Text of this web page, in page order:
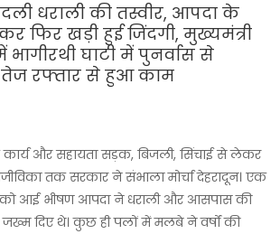
धराली की तस्वीर, आपदा के
फिर खड़ी हुई जिंदगी, मुख्यमंत्री
घाटी में पुनर्वास से
रफ्तार से हुआ काम
और सहायता सड़क, बिजली, सिंचाई से लेकर
तक सरकार ने संभाला मोर्चा देहरादून। एक
आई भीषण आपदा ने धराली और आसपास की
जख्म दिए थे। कुछ ही पलों में मलबे ने वर्षों की